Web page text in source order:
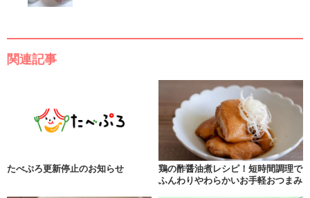
関連記事
たべぷろ更新停止のお知らせ
鶏の酢醤油煮レシピ！短時間調理で
ふんわりやわらかいお手軽おつまみ